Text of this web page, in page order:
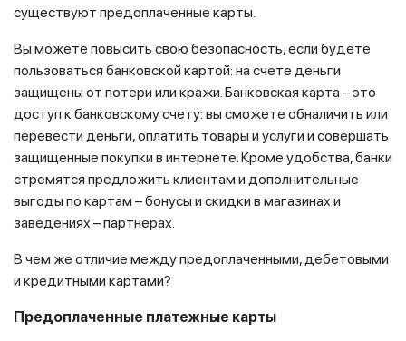
существуют предоплаченные карты.
Вы можете повысить свою безопасность, если будете
пользоваться банковской картой: на счете деньги
защищены от потери или кражи. Банковская карта – это
доступ к банковскому счету: вы сможете обналичить или
перевести деньги, оплатить товары и услуги и совершать
защищенные покупки в интернете. Кроме удобства, банки
стремятся предложить клиентам и дополнительные
выгоды по картам – бонусы и скидки в магазинах и
заведениях – партнерах.
В чем же отличие между предоплаченными, дебетовыми
и кредитными картами?
Предоплаченные платежные карты